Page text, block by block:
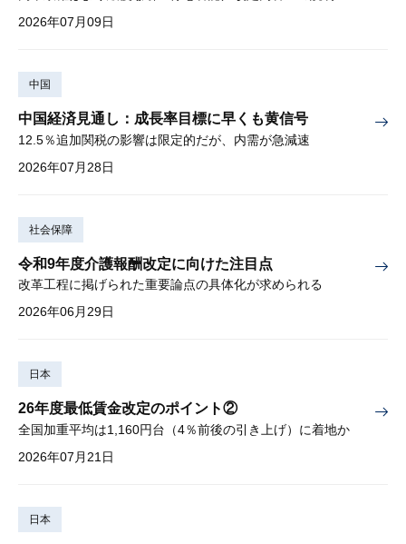
2026年07月09日
中国
中国経済見通し：成長率目標に早くも黄信号
12.5％追加関税の影響は限定的だが、内需が急減速
2026年07月28日
社会保障
令和9年度介護報酬改定に向けた注目点
改革工程に掲げられた重要論点の具体化が求められる
2026年06月29日
日本
26年度最低賃金改定のポイント②
全国加重平均は1,160円台（4％前後の引き上げ）に着地か
2026年07月21日
日本